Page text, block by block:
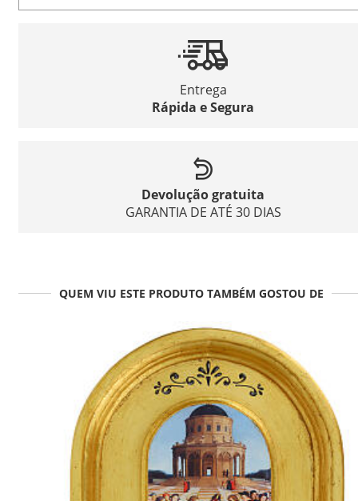
Entrega
Rápida e Segura
Devolução gratuita
GARANTIA DE ATÉ 30 DIAS
QUEM VIU ESTE PRODUTO TAMBÉM GOSTOU DE